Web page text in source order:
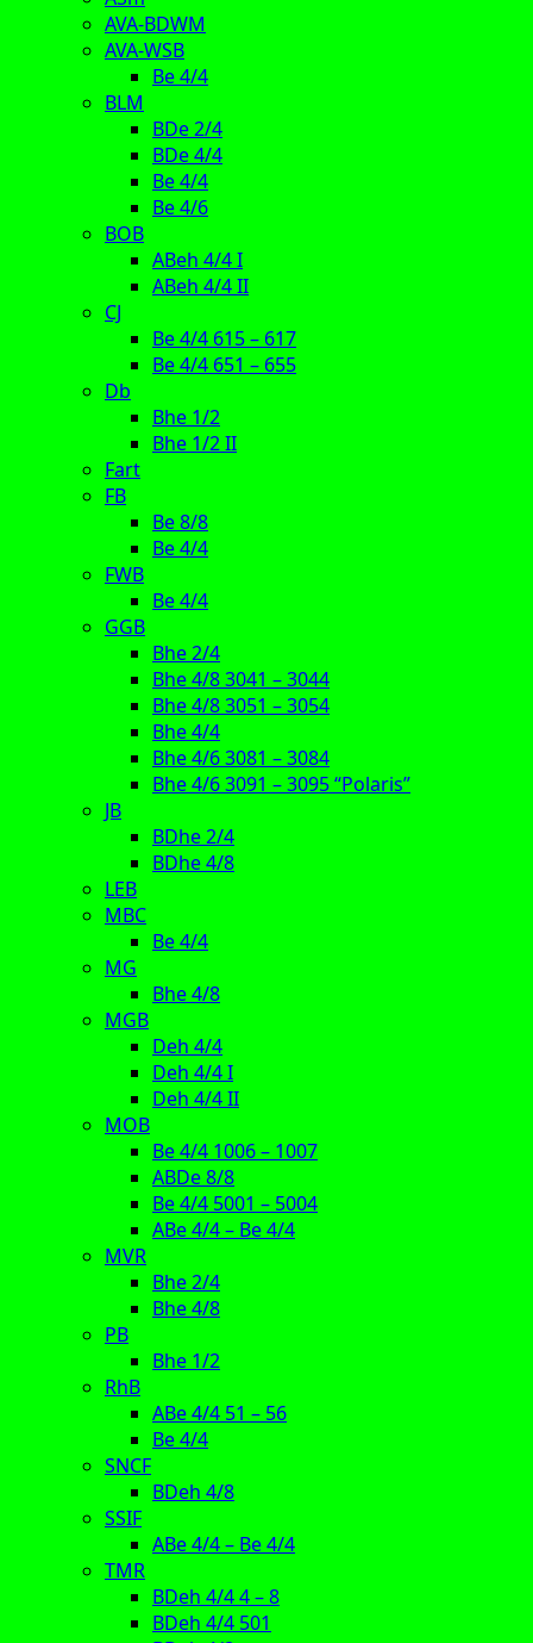
AVA-BDWM
AVA-WSB
Be 4/4
BLM
BDe 2/4
BDe 4/4
Be 4/4
Be 4/6
BOB
ABeh 4/4 I
ABeh 4/4 II
CJ
Be 4/4 615 – 617
Be 4/4 651 – 655
Db
Bhe 1/2
Bhe 1/2 II
Fart
FB
Be 8/8
Be 4/4
FWB
Be 4/4
GGB
Bhe 2/4
Bhe 4/8 3041 – 3044
Bhe 4/8 3051 – 3054
Bhe 4/4
Bhe 4/6 3081 – 3084
Bhe 4/6 3091 – 3095 “Polaris”
JB
BDhe 2/4
BDhe 4/8
LEB
MBC
Be 4/4
MG
Bhe 4/8
MGB
Deh 4/4
Deh 4/4 I
Deh 4/4 II
MOB
Be 4/4 1006 – 1007
ABDe 8/8
Be 4/4 5001 – 5004
ABe 4/4 – Be 4/4
MVR
Bhe 2/4
Bhe 4/8
PB
Bhe 1/2
RhB
ABe 4/4 51 – 56
Be 4/4
SNCF
BDeh 4/8
SSIF
ABe 4/4 – Be 4/4
TMR
BDeh 4/4 4 – 8
BDeh 4/4 501